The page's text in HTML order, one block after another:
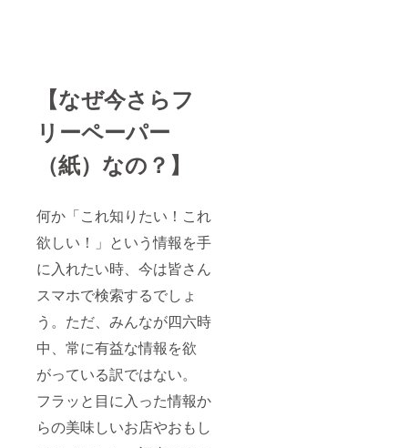
【なぜ今さらフ
リーペーパー
（紙）なの？】
何か「これ知りたい！これ
欲しい！」という情報を手
に入れたい時、今は皆さん
スマホで検索するでしょ
う。ただ、みんなが四六時
中、常に有益な情報を欲
がっている訳ではない。
フラッと目に入った情報か
らの美味しいお店やおもし